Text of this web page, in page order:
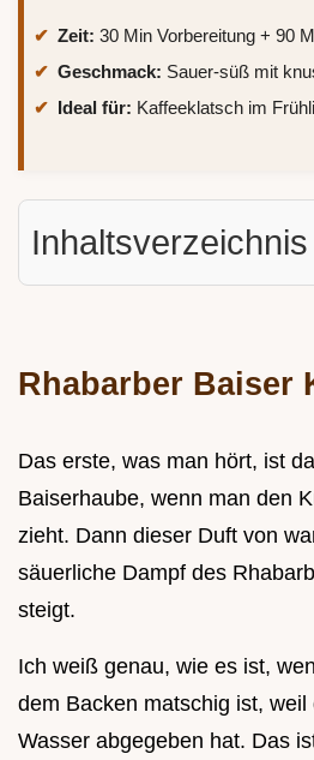
Zeit: 30 Min Vorbereitung + 90
Geschmack: Sauer-süß mit
Ideal für: Kaffeeklatsch im
Inhaltsverzeichnis
Rhabarber Baiser
Das erste, was man hört, ist
Baiserhaube, wenn man den
zieht. Dann dieser Duft von
säuerliche Dampf des
steigt.
Ich weiß genau, wie es ist,
dem Backen matschig ist,
Wasser abgegeben hat. Das